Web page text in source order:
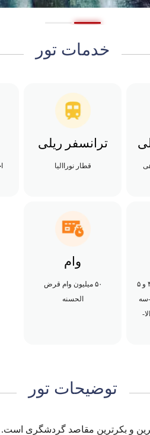
خدمات تور
ترانسفر ریلی
قطار نوراالیا
۷ شب اقامت در هتل ۴ و ۵
سه
وام
۵۰ میلیون وام قرض
الحسنه
توضیحات تور
و بکرترین مقاصد گردشگری است.